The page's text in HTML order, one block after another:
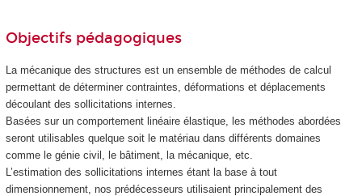
Objectifs pédagogiques
La mécanique des structures est un ensemble de méthodes de calcul
permettant de déterminer contraintes, déformations et déplacements
découlant des sollicitations internes.
Basées sur un comportement linéaire élastique, les méthodes abordées
seront utilisables quelque soit le matériau dans différents domaines
comme le génie civil, le bâtiment, la mécanique, etc.
L’estimation des sollicitations internes étant la base à tout
dimensionnement, nos prédécesseurs utilisaient principalement des